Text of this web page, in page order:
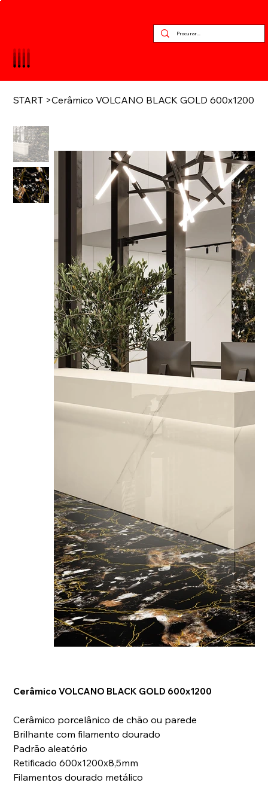
START >Cerâmico VOLCANO BLACK GOLD 600x1200
Cerâmico VOLCANO BLACK GOLD 600x1200
Cerâmico porcelânico de chão ou parede
Brilhante com filamento dourado
Padrão aleatório
Retificado 600x1200x8,5mm
Filamentos dourado metálico